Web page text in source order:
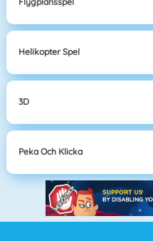
Helikopter Spel
3D
Peka Och Klicka